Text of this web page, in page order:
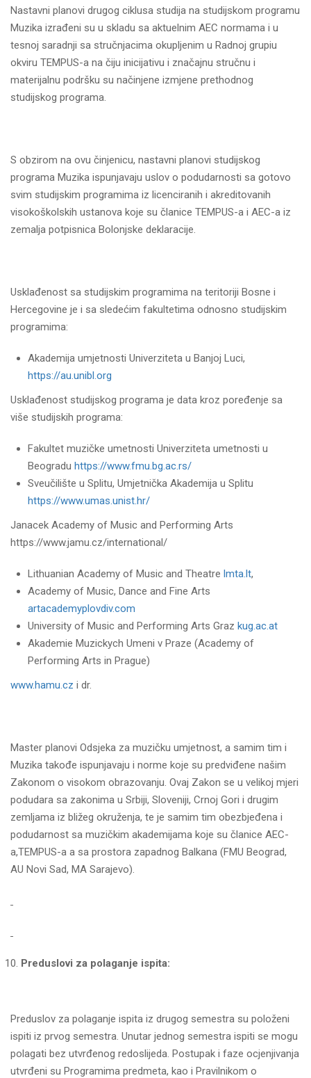
Nastavni planovi drugog ciklusa studija na studijskom programu
Muzika izrađeni su u skladu sa aktuelnim AEC normama i u
tesnoj saradnji sa stručnjacima okuplјenim u Radnoj grupiu
okviru TEMPUS-a na čiju inicijativu i značajnu stručnu i
materijalnu podršku su načinjene izmjene prethodnog
studijskog programa.
S obzirom na ovu činjenicu, nastavni planovi studijskog
programa Muzika ispunjavaju uslov o podudarnosti sa gotovo
svim studijskim programima iz licenciranih i akreditovanih
visokoškolskih ustanova koje su članice TEMPUS-a i AEC-a iz
zemalјa potpisnica Bolonjske deklaracije.
Usklađenost sa studijskim programima na teritoriji Bosne i
Hercegovine je i sa sledećim fakultetima odnosno studijskim
programima:
Akademija umjetnosti Univerziteta u Banjoj Luci,
https://au.unibl.org
Usklađenost studijskog programa je data kroz poređenje sa
više studijskih programa:
Fakultet muzičke umetnosti Univerziteta umetnosti u
Beogradu https://www.fmu.bg.ac.rs/
Sveučilište u Splitu, Umjetnička Akademija u Splitu
https://www.umas.unist.hr/
Janacek Academy of Music and Performing Arts
https://www.jamu.cz/international/
Lithuanian Academy of Music and Theatre lmta.lt,
Academy of Music, Dance and Fine Arts
artacademyplovdiv.com
University of Music and Performing Arts Graz kug.ac.at
Akademie Muzickych Umeni v Praze (Academy of
Performing Arts in Prague)
www.hamu.cz i dr.
Master planovi Odsjeka za muzičku umjetnost, a samim tim i
Muzika takođe ispunjavaju i norme koje su predviđene našim
Zakonom o visokom obrazovanju. Ovaj Zakon se u velikoj mjeri
podudara sa zakonima u Srbiji, Sloveniji, Crnoj Gori i drugim
zemlјama iz bližeg okruženja, te je samim tim obezbjeđena i
podudarnost sa muzičkim akademijama koje su članice AEC-
a,TEMPUS-a a sa prostora zapadnog Balkana (FMU Beograd,
AU Novi Sad, MA Sarajevo).
Preduslovi za polaganje ispita:
Preduslov za polaganje ispita iz drugog semestra su položeni
ispiti iz prvog semestra. Unutar jednog semestra ispiti se mogu
polagati bez utvrđenog redoslijeda. Postupak i faze ocjenjivanja
utvrđeni su Programima predmeta, kao i Pravilnikom o